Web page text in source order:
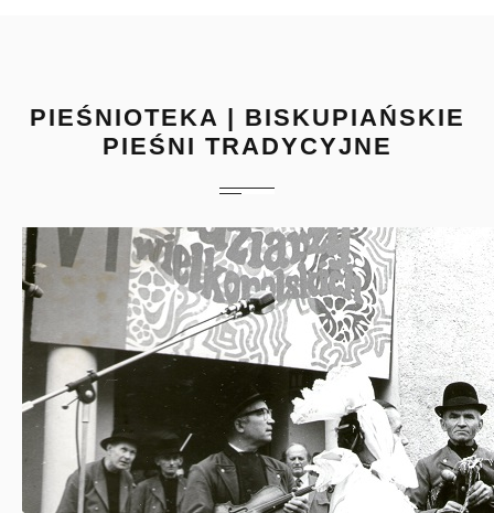
PIEŚNIOTEKA | BISKUPIAŃSKIE
PIEŚNI TRADYCYJNE